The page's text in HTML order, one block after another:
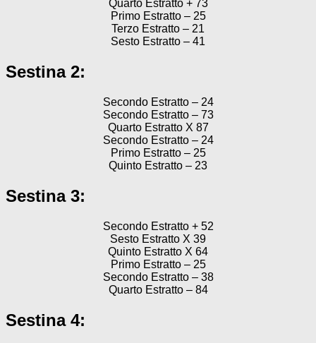
Quarto Estratto + 73
Primo Estratto – 25
Terzo Estratto – 21
Sesto Estratto – 41
Sestina 2:
Secondo Estratto – 24
Secondo Estratto – 73
Quarto Estratto X 87
Secondo Estratto – 24
Primo Estratto – 25
Quinto Estratto – 23
Sestina 3:
Secondo Estratto + 52
Sesto Estratto X 39
Quinto Estratto X 64
Primo Estratto – 25
Secondo Estratto – 38
Quarto Estratto – 84
Sestina 4: